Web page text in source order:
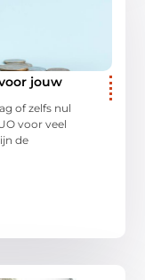
jouw
of zelfs nul
voor veel
de